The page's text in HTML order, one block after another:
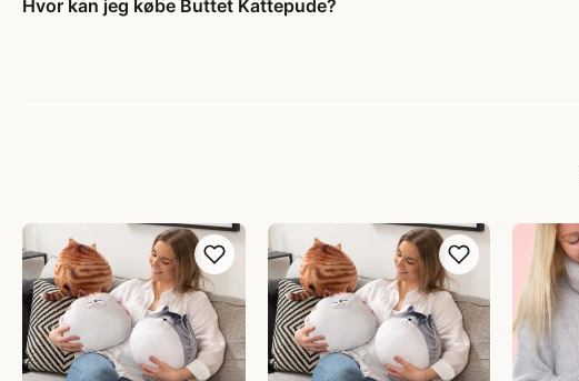
Hvor kan jeg købe Buttet Kattepude?